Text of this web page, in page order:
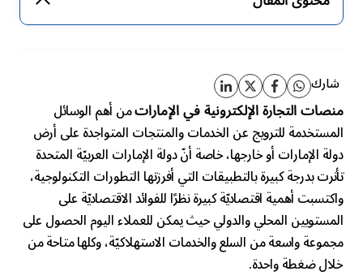
شارك
منصات التجارة الإلكترونية في الإماراتمن أهم الوسائل
المستخدمة للترويج عن الخدمات والمنتجات المتواجدة على أرض
دولة الإمارات أو خارجها، خاصة أنّ دولة الإمارات العربيّة المتحدة
تأثرت بدرجة كبيرة بالتطبيقات التي أفرزتها التطورات التكنولوجية،
واكتسبت أهمية اقتصاديّة كبيرة نظرًا للفوائد الاقتصاديّة على
المستويين المحلي والدولي حيث يمكن للعملاء اليوم الحصول على
مجموعة واسعة من السلع والخدمات الاستهلاكيّة، وكلها متاحة من
خلال ضغطة واحدة.